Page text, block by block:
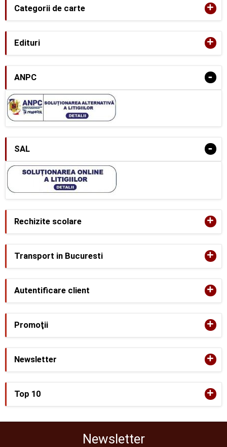
Categorii de carte +
Edituri +
ANPC -
SAL -
Rechizite scolare +
Transport in Bucuresti +
Autentificare client +
Promoţii +
Newsletter +
Top 10 +
Newsletter